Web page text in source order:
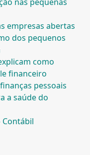
empresas abertas
dos pequenos
como
financeiro
pessoais
a saúde do
Contábil